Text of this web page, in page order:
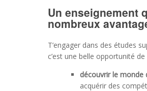
Un enseignement
nombreux
T’engager dans des études
c’est une belle opportunité de
découvrir le monde
acquérir des